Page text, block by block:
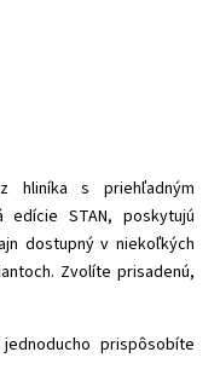
hliníka s priehľadným
edície STAN, poskytujú
dostupný v niekoľkých
Zvolíte prisadenú,
prispôsobíte